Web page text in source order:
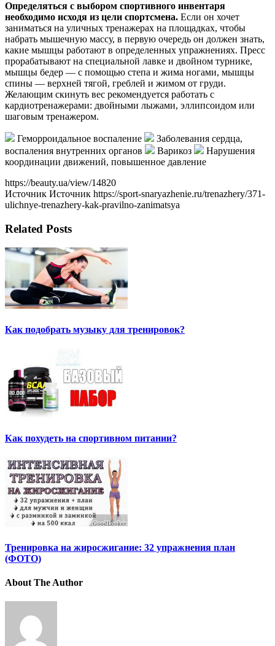
Определяться с выбором спортивного инвентаря
необходимо исходя из цели спортсмена. Если он хочет
заниматься на уличных тренажерах на площадках, чтобы
набрать мышечную массу, в первую очередь он должен знать,
какие мышцы работают в определенных упражнениях. Пресс
прорабатывают на специальной лавке и двойном турнике,
мышцы бедер — с помощью степа и жима ногами, мышцы
спины — верхней тягой, греблей и жимом от груди.
Желающим скинуть вес рекомендуется работать с
кардиотренажерами: двойными лыжами, эллипсоидом или
шаговым тренажером.
Геморроидальное воспаление
Заболевания сердца,
воспаления внутренних органов
Варикоз
Нарушения
координации движений, повышенное давление
https://beauty.ua/view/14820
Источник Источник https://sport-snaryazhenie.ru/trenazhery/371-
ulichnye-trenazhery-kak-pravilno-zanimatsya
Related Posts
Как подобрать музыку для тренировок?
Как похудеть на спортивном питании?
Тренировка на жиросжигание: 32 упражнения план
(ФОТО)
About The Author